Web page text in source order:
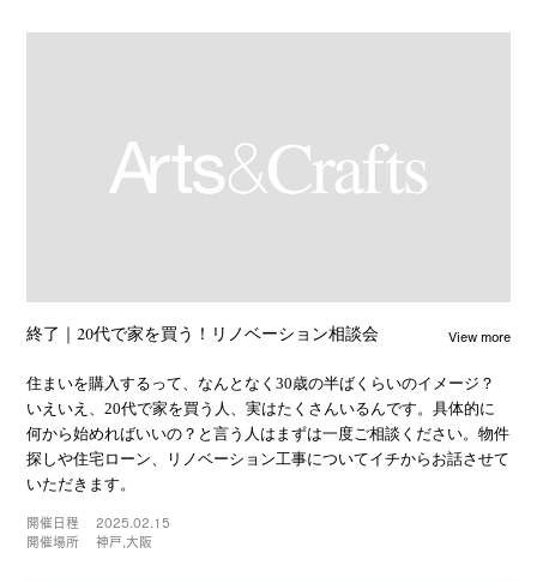
終了｜20代で家を買う！リノベーション相談会 View more
住まいを購入するって、なんとなく30歳の半ばくらいのイメージ？
いえいえ、20代で家を買う人、実はたくさんいるんです。具体的に
何から始めればいいの？と言う人はまずは一度ご相談ください。物件
探しや住宅ローン、リノベーション工事についてイチからお話させて
いただきます。
開催日程
2025.02.15
開催場所
神戸,大阪